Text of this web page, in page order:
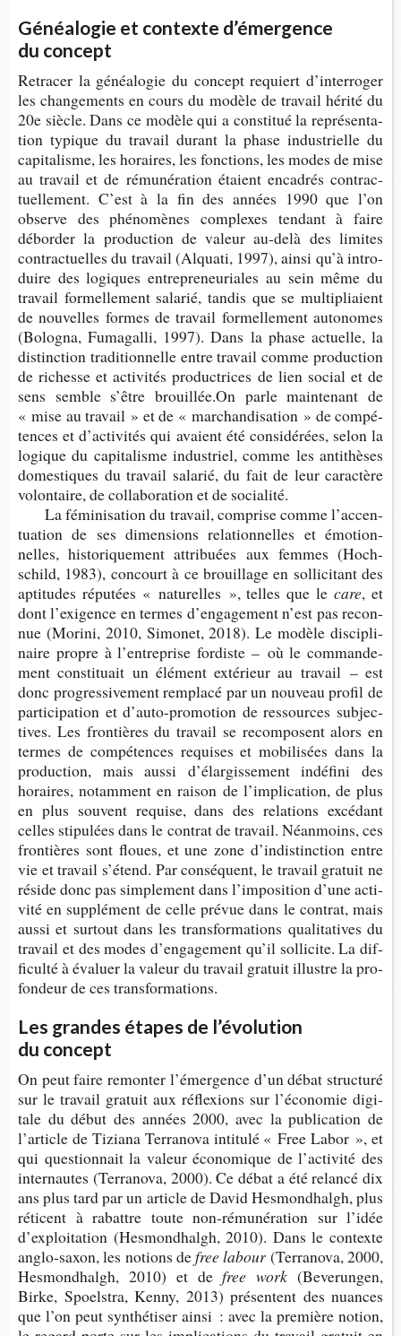
Généalogie et contexte d’émergence
du concept
Retra­cer la généa­lo­gie du concept requiert d’in­ter­ro­ger
les chan­ge­ments en cours du modèle de tra­vail hérité du
20e siècle. Dans ce modèle qui a consti­tué la repré­sen­ta­
tion typique du tra­vail durant la phase indus­trielle du
capi­ta­lisme, les horaires, les fonc­tions, les modes de mise
au tra­vail et de rému­né­ra­tion étaient enca­drés contrac­
tuel­le­ment. C’est à la fin des années 1990 que l’on
observe des phé­no­mènes com­plexes ten­dant à faire
débor­der la pro­duc­tion de valeur au-​delà des limites
contrac­tuelles du tra­vail (Alquati, 1997), ainsi qu’à intro­
duire des logiques entre­pre­neu­riales au sein même du
tra­vail for­mel­le­ment sala­rié, tan­dis que se mul­ti­pliaient
de nou­velles formes de tra­vail for­mel­le­ment auto­nomes
(Bolo­gna, Fuma­galli, 1997). Dans la phase actuelle, la
dis­tinc­tion tra­di­tion­nelle entre tra­vail comme pro­duc­tion
de richesse et acti­vi­tés pro­duc­trices de lien social et de
sens semble s’être brouillée.On parle main­te­nant de
« mise au tra­vail » et de « mar­chan­di­sa­tion » de com­pé­
tences et d’ac­ti­vi­tés qui avaient été consi­dé­rées, selon la
logique du capi­ta­lisme indus­triel, comme les anti­thèses
domes­tiques du tra­vail sala­rié, du fait de leur carac­tère
volon­taire, de col­la­bo­ra­tion et de socialité.
La fémi­ni­sa­tion du tra­vail, com­prise comme l’ac­cen­
tua­tion de ses dimen­sions rela­tion­nelles et émo­tion­
nelles, his­to­ri­que­ment attri­buées aux femmes (Hoch­
schild, 1983), concourt à ce brouillage en sol­li­ci­tant des
apti­tudes répu­tées « natu­relles », telles que lecare, et
dont l’exi­gence en termes d’en­ga­ge­ment n’est pas recon­
nue (Morini, 2010, Simo­net, 2018). Le modèle dis­ci­pli­
naire propre à l’en­tre­prise for­diste – où le com­man­de­
ment consti­tuait un élé­ment exté­rieur au tra­vail – est
donc pro­gres­si­ve­ment rem­placé par un nou­veau pro­fil de
par­ti­ci­pa­tion et d’auto-​promotion de res­sources sub­jec­
tives. Les fron­tières du tra­vail se recom­posent alors en
termes de com­pé­tences requises et mobi­li­sées dans la
pro­duc­tion, mais aussi d’élar­gis­se­ment indé­fini des
horaires, notam­ment en rai­son de l’im­pli­ca­tion, de plus
en plus sou­vent requise, dans des rela­tions excé­dant
celles sti­pu­lées dans le contrat de tra­vail. Néan­moins, ces
fron­tières sont floues, et une zone d’in­dis­tinc­tion entre
vie et tra­vail s’étend. Par consé­quent, le tra­vail gra­tuit ne
réside donc pas sim­ple­ment dans l’im­po­si­tion d’une acti­
vité en sup­plé­ment de celle pré­vue dans le contrat, mais
aussi et sur­tout dans les trans­for­ma­tions qua­li­ta­tives du
tra­vail et des modes d’en­ga­ge­ment qu’il sol­li­cite. La dif­
fi­culté à éva­luer la valeur du tra­vail gra­tuit illustre la pro­
fon­deur de ces transformations.
Les grandes étapes de l’évolution
du concept
On peut faire remon­ter l’émer­gence d’un débat struc­turé
sur le tra­vail gra­tuit aux réflexions sur l’éco­no­mie digi­
tale du début des années 2000, avec la publi­ca­tion de
l’ar­ticle de Tiziana Ter­ra­nova inti­tulé « Free Labor », et
qui ques­tion­nait la valeur éco­no­mique de l’ac­ti­vité des
inter­nautes (Ter­ra­nova, 2000). Ce débat a été relancé dix
ans plus tard par un article de David Hes­mon­dhalgh, plus
réti­cent à rabattre toute non-​rémunération sur l’idée
d’ex­ploi­ta­tion (Hes­mon­dhalgh, 2010). Dans le contexte
anglo-​saxon, les notions defree labour (Ter­ra­nova, 2000,
Hes­mon­dhalgh, 2010) et defree work (Beve­run­gen,
Birke, Spoel­stra, Kenny, 2013) pré­sentent des nuances
que l’on peut syn­thé­ti­ser ainsi : avec la pre­mière notion,